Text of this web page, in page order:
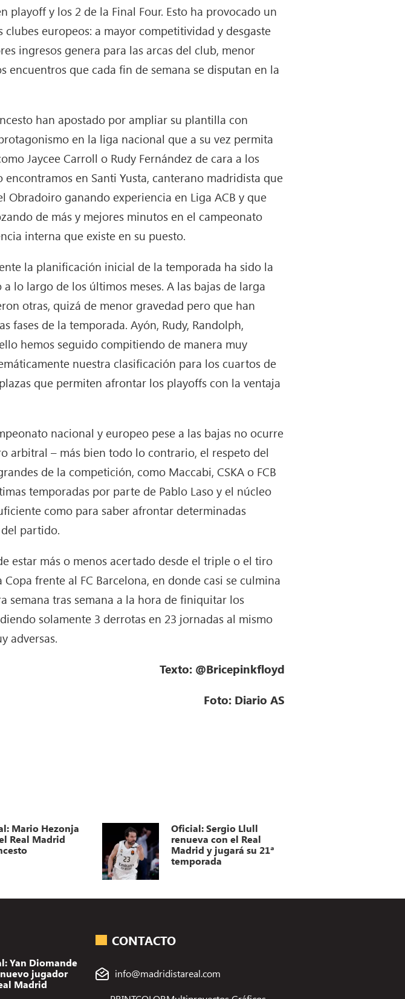
playoff y los 2 de la Final Four. Esto ha provocado un
europeos: a mayor competitividad y desgaste
ingresos genera para las arcas del club, menor
que cada fin de semana se disputan en la
han apostado por ampliar su plantilla con
en la liga nacional que a su vez permita
Jaycee Carroll o Rudy Fernández de cara a los
en Santi Yusta, canterano madridista que
Obradoiro ganando experiencia en Liga ACB y que
de más y mejores minutos en el campeonato
interna que existe en su puesto.
la planificación inicial de la temporada ha sido la
lo largo de los últimos meses. A las bajas de larga
otras, quizá de menor gravedad pero que han
de la temporada. Ayón, Rudy, Randolph,
hemos seguido compitiendo de manera muy
nuestra clasificación para los cuartos de
que permiten afrontar los playoffs con la ventaja
nacional y europeo pese a las bajas no ocurre
arbitral – más bien todo lo contrario, el respeto del
de la competición, como Maccabi, CSKA o FCB
temporadas por parte de Pablo Laso y el núcleo
como para saber afrontar determinadas
partido.
estar más o menos acertado desde el triple o el tiro
frente al FC Barcelona, en donde casi se culmina
semana tras semana a la hora de finiquitar los
solamente 3 derrotas en 23 jornadas al mismo
adversas.
Texto: @Bricepinkfloyd
Foto: Diario AS
Mario Hezonja
Real Madrid
Oficial: Sergio Llull
renueva con el Real
Madrid y jugará su 21ª
temporada
Yan Diomande
jugador
Madrid
CONTACTO
info@madridistareal.com